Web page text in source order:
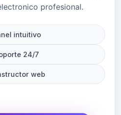
profesional.
intuitivo
24/7
web